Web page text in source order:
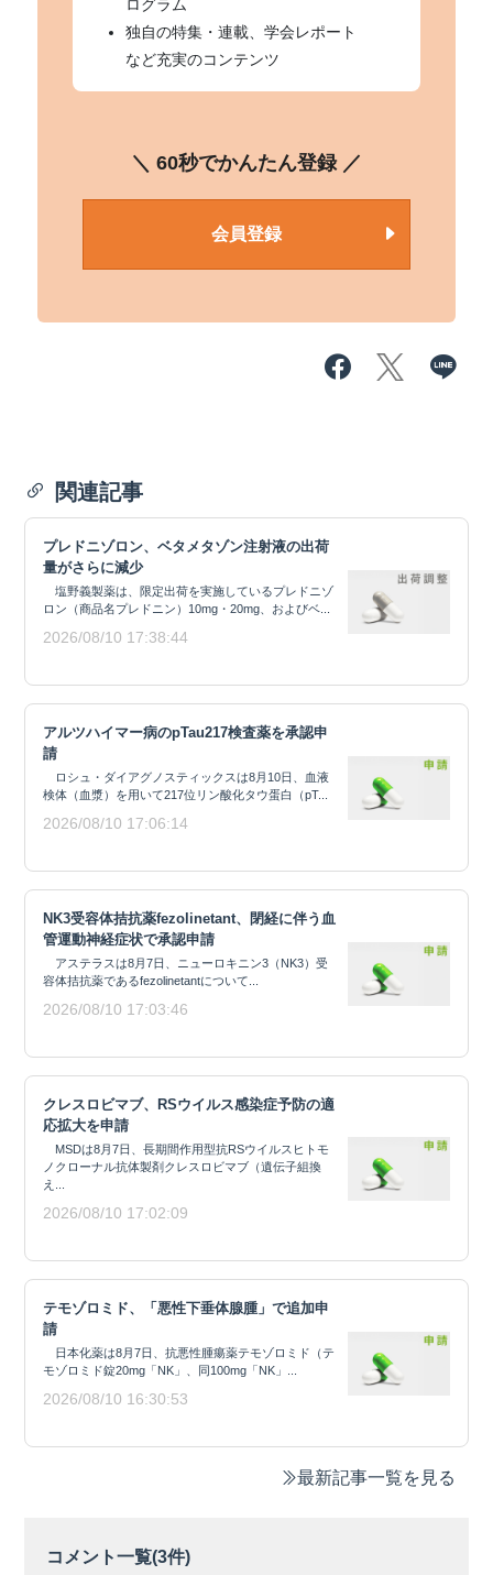
ログラム
独自の特集・連載、学会レポート
など充実のコンテンツ
＼ 60秒でかんたん登録 ／
会員登録
関連記事
プレドニゾロン、ベタメタゾン注射液の出荷
量がさらに減少
塩野義製薬は、限定出荷を実施しているプレドニゾ
ロン（商品名プレドニン）10mg・20mg、およびベ...
2026/08/10 17:38:44
アルツハイマー病のpTau217検査薬を承認申
請
ロシュ・ダイアグノスティックスは8月10日、血液
検体（血漿）を用いて217位リン酸化タウ蛋白（pT...
2026/08/10 17:06:14
NK3受容体拮抗薬fezolinetant、閉経に伴う血
管運動神経症状で承認申請
アステラスは8月7日、ニューロキニン3（NK3）受
容体拮抗薬であるfezolinetantについて...
2026/08/10 17:03:46
クレスロビマブ、RSウイルス感染症予防の適
応拡大を申請
MSDは8月7日、長期間作用型抗RSウイルスヒトモ
ノクローナル抗体製剤クレスロビマブ（遺伝子組換
え...
2026/08/10 17:02:09
テモゾロミド、「悪性下垂体腺腫」で追加申
請
日本化薬は8月7日、抗悪性腫瘍薬テモゾロミド（テ
モゾロミド錠20mg「NK」、同100mg「NK」...
2026/08/10 16:30:53
最新記事一覧を見る
コメント一覧(3件)